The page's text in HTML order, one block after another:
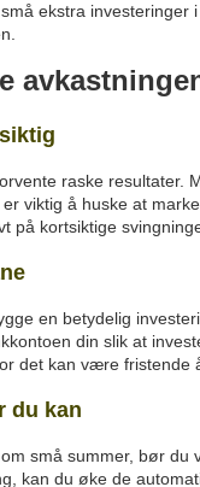
ekstra
raske resultater.
viktig å huske at
på kortsiktige
en betydelig
din slik at
det kan være fristende
du kan
små summer, bør
kan du øke de